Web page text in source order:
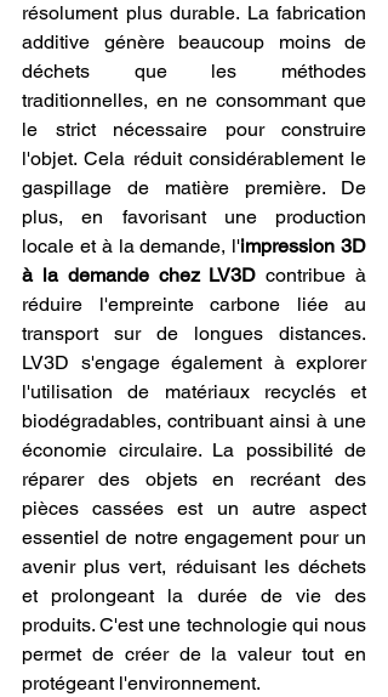
résolument plus durable. La fabrication
additive génère beaucoup moins de
déchets que les méthodes
traditionnelles, en ne consommant que
le strict nécessaire pour construire
l'objet. Cela réduit considérablement le
gaspillage de matière première. De
plus, en favorisant une production
locale et à la demande, l'impression 3D
à la demande chez LV3D contribue à
réduire l'empreinte carbone liée au
transport sur de longues distances.
LV3D s'engage également à explorer
l'utilisation de matériaux recyclés et
biodégradables, contribuant ainsi à une
économie circulaire. La possibilité de
réparer des objets en recréant des
pièces cassées est un autre aspect
essentiel de notre engagement pour un
avenir plus vert, réduisant les déchets
et prolongeant la durée de vie des
produits. C'est une technologie qui nous
permet de créer de la valeur tout en
protégeant l'environnement.